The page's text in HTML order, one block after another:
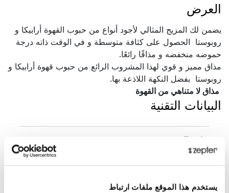
يستخدم هذا الموقع ملفات ارتباط
العرض
يضمن لك المزيج المثالي لأجود أنواع من حبوب القهوة أرابيكا و
روبوستا الحصول على كثافة متوسطة و في الوقت ذاته درجة
حموضه منخفضه و مذاقًا رائعًا.
مذاق مميز و قوي لهذا المشروب الرائع من حبوب قهوة أرابيكا و
روبوستا بفضل النكهة اللاذعة بها.
مذاق لا متناهي من القهوة
البيانات التقنية
كود المنتج
ZEP-102
كبسولات قهوة باريسيا